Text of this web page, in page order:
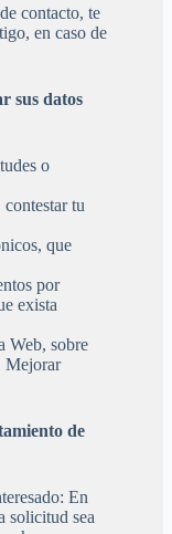
contacto, te
en caso de
sus datos
o
tu
que
por
exista
Web, sobre
Mejorar
de
En
solicitud sea